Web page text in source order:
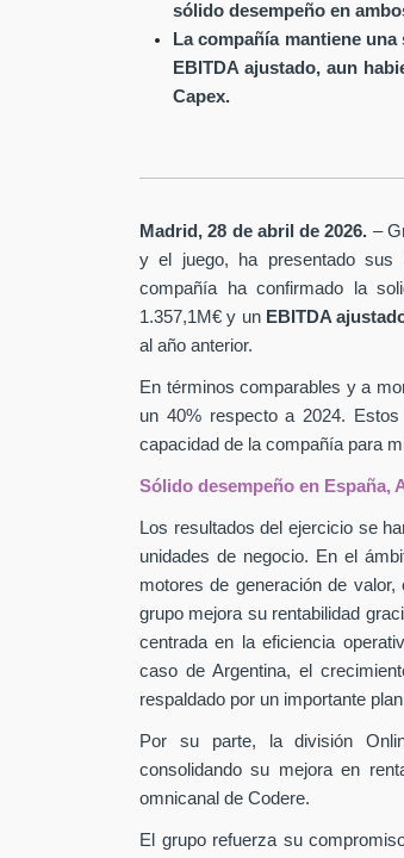
sólido desempeño en
La compañía mantiene
EBITDA ajustado, aun
Capex.
Madrid, 28 de abril de 2026. –
y el juego, ha presentado sus
compañía ha confirmado la
1.357,1M€ y un EBITDA
al año anterior.
En términos comparables y a
un 40% respecto a 2024.
capacidad de la compañía para
Sólido desempeño en España,
Los resultados del ejercicio se
unidades de negocio. En el
motores de generación de
grupo mejora su rentabilidad
centrada en la eficiencia
caso de Argentina, el
respaldado por un importante
Por su parte, la división
consolidando su mejora en
omnicanal de Codere.
El grupo refuerza su